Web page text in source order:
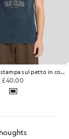
Maglietta con stampa sul petto in cotone lavato
£40.00